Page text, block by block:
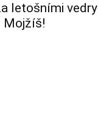
letošními vedry
Mojžíš!